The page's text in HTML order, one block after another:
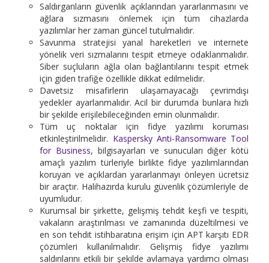
Saldırganların güvenlik açıklarından yararlanmasını ve
ağlara sızmasını önlemek için tüm cihazlarda
yazılımlar her zaman güncel tutulmalıdır.
Savunma stratejisi yanal hareketleri ve internete
yönelik veri sızmalarını tespit etmeye odaklanmalıdır.
Siber suçluların ağla olan bağlantılarını tespit etmek
için giden trafiğe özellikle dikkat edilmelidir.
Davetsiz misafirlerin ulaşamayacağı çevrimdışı
yedekler ayarlanmalıdır. Acil bir durumda bunlara hızlı
bir şekilde erişilebileceğinden emin olunmalıdır.
Tüm uç noktalar için fidye yazılımı koruması
etkinleştirilmelidir. Kaspersky Anti-Ransomware Tool
for Business, bilgisayarları ve sunucuları diğer kötü
amaçlı yazılım türleriyle birlikte fidye yazılımlarından
koruyan ve açıklardan yararlanmayı önleyen ücretsiz
bir araçtır. Halihazırda kurulu güvenlik çözümleriyle de
uyumludur.
Kurumsal bir şirkette, gelişmiş tehdit keşfi ve tespiti,
vakaların araştırılması ve zamanında düzeltilmesi ve
en son tehdit istihbaratına erişim için APT karşıtı EDR
çözümleri kullanılmalıdır. Gelişmiş fidye yazılımı
saldırılarını etkili bir şekilde avlamaya yardımcı olması